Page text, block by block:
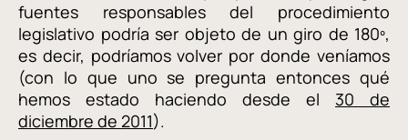
fuentes responsables del procedimiento
legislativo podría ser objeto de un giro de 180º,
es decir, podríamos volver por donde veníamos
(con lo que uno se pregunta entonces qué
hemos estado haciendo desde el 30 de
diciembre de 2011).